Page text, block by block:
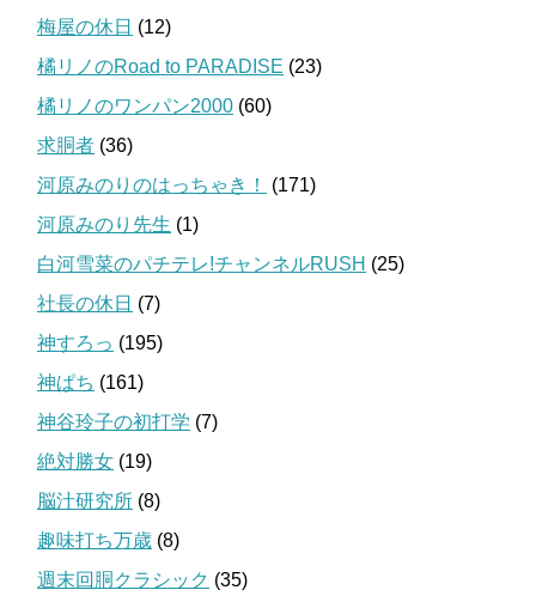
梅屋の休日 (12)
橘リノのRoad to PARADISE (23)
橘リノのワンパン2000 (60)
求胴者 (36)
河原みのりのはっちゃき！
(171)
河原みのり先生 (1)
白河雪菜のパチテレ!チャンネルRUSH (25)
社長の休日 (7)
神すろっ (195)
神ぱち (161)
神谷玲子の初打学 (7)
絶対勝女 (19)
脳汁研究所 (8)
趣味打ち万歳 (8)
週末回胴クラシック (35)